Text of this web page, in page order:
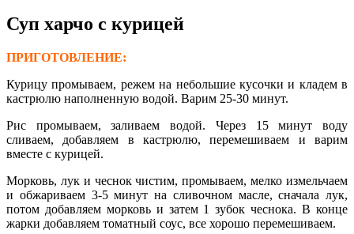
Суп харчо с курицей
ПРИГОТОВЛЕНИЕ:
Курицу промываем, режем на небольшие кусочки и кладем в
кастрюлю наполненную водой. Варим 25-30 минут.
Рис промываем, заливаем водой. Через 15 минут воду
сливаем, добавляем в кастрюлю, перемешиваем и варим
вместе с курицей.
Морковь, лук и чеснок чистим, промываем, мелко измельчаем
и обжариваем 3-5 минут на сливочном масле, сначала лук,
потом добавляем морковь и затем 1 зубок чеснока. В конце
жарки добавляем томатный соус, все хорошо перемешиваем.